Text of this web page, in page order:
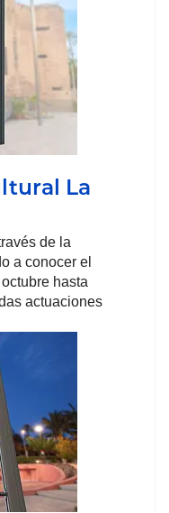
La
de la
a conocer el
hasta
actuaciones